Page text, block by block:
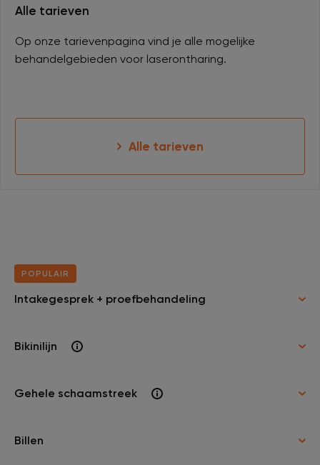
Alle tarieven
Op onze tarievenpagina vind je alle mogelijke
behandelgebieden voor laserontharing.
Alle tarieven
POPULAIR
Intakegesprek + proefbehandeling
Bikinilijn
Gehele schaamstreek
Billen